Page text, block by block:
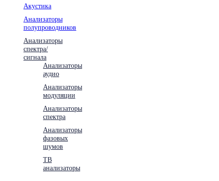
Акустика
Анализаторы
полупроводников
Анализаторы
спектра/
сигнала
Анализаторы
аудио
Анализаторы
модуляции
Анализаторы
спектра
Анализаторы
фазовых
шумов
ТВ
анализаторы